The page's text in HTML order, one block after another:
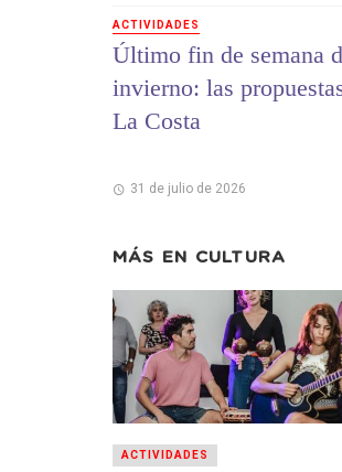
ACTIVIDADES
Último fin de semana
invierno: las
La Costa
31 de julio de 2026
MÁS EN CULTURA
ACTIVIDADES